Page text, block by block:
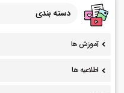
دسته بندی
آموزش ها
اطلاعیه ها